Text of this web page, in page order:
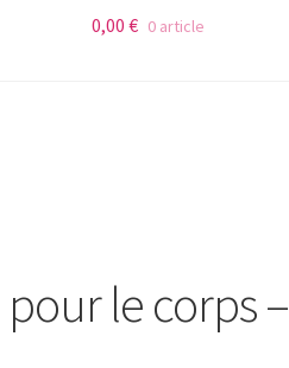
0,00 € 0 article
le corps –